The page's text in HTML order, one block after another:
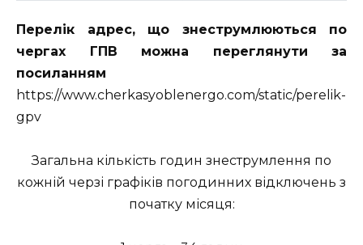
Перелік адрес, що знеструмлюються по
чергах ГПВ можна переглянути за
посиланням
https://www.cherkasyoblenergo.com/static/perelik-
gpv
Загальна кількість годин знеструмлення по
кожній черзі графіків погодинних відключень з
початку місяця: